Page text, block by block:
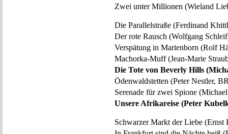
Zwei unter Millionen (Wieland
Die Parallelstraße (Ferdinand
Der rote Rausch (Wolfgang
Verspätung in Marienborn (Rolf
Machorka-Muff (Jean-Marie
Die Tote von Beverly Hills
Ödenwaldstetten (Peter Nestler,
Serenade für zwei Spione
Unsere Afrikareise (Peter
Schwarzer Markt der Liebe